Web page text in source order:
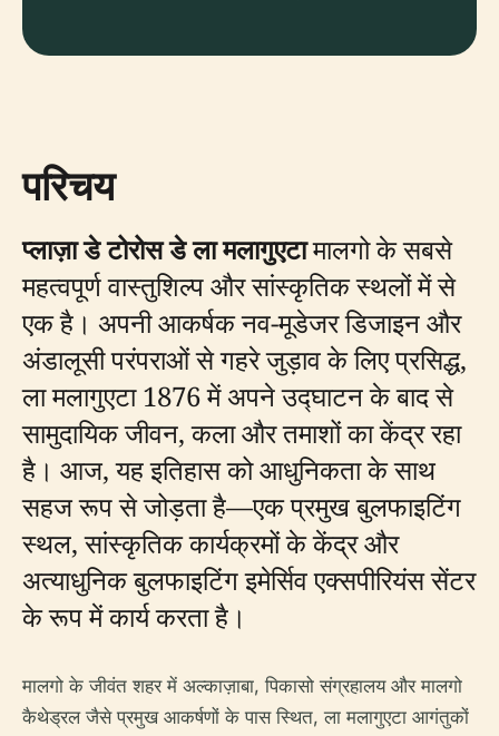
परिचय
प्लाज़ा डे टोरोस डे ला मलागुएटामालगो के सबसे
महत्वपूर्ण वास्तुशिल्प और सांस्कृतिक स्थलों में से
एक है। अपनी आकर्षक नव-मूडेजर डिजाइन और
अंडालूसी परंपराओं से गहरे जुड़ाव के लिए प्रसिद्ध,
ला मलागुएटा 1876 में अपने उद्घाटन के बाद से
सामुदायिक जीवन, कला और तमाशों का केंद्र रहा
है। आज, यह इतिहास को आधुनिकता के साथ
सहज रूप से जोड़ता है—एक प्रमुख बुलफाइटिंग
स्थल, सांस्कृतिक कार्यक्रमों के केंद्र और
अत्याधुनिक बुलफाइटिंग इमेर्सिव एक्सपीरियंस सेंटर
के रूप में कार्य करता है।
मालगो के जीवंत शहर में अल्काज़ाबा, पिकासो संग्रहालय और मालगो
कैथेड्रल जैसे प्रमुख आकर्षणों के पास स्थित, ला मलागुएटा आगंतुकों